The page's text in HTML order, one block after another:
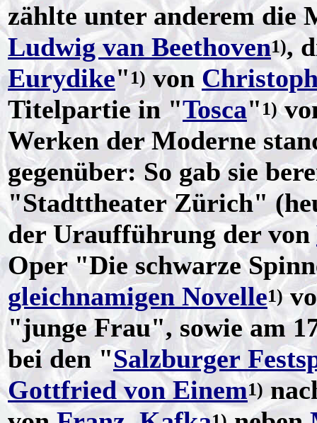
zählte unter anderem die
Ludwig van Beethoven1),
Eurydike"1) von
Titelpartie in "Tosca"1)
Werken der Moderne
gegenüber: So gab sie
"Stadttheater Zürich"
der Uraufführung der von
Oper "Die schwarze
gleichnamigen Novelle1)
"junge Frau", sowie am
bei den "Salzburger
Gottfried von Einem1)